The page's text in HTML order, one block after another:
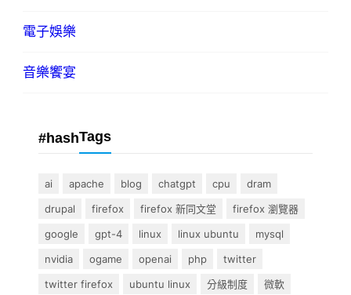
電子娛樂
音樂饗宴
#hashTags
ai apache blog chatgpt cpu
dram
drupal
firefox firefox 新同文堂
firefox 瀏覽器
google
gpt-4 linux linux ubuntu
mysql
nvidia
ogame openai php
twitter
twitter firefox
ubuntu linux 分級制度
微軟